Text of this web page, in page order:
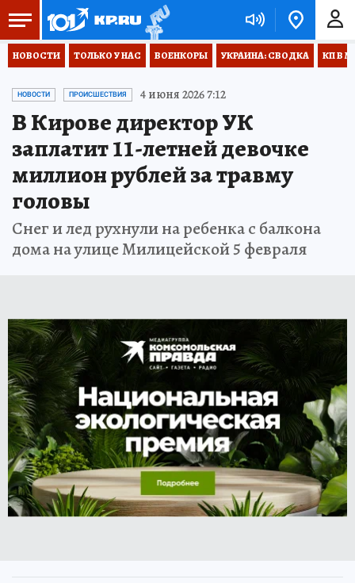
НОВОСТИ ТОЛЬКО У НАС ВОЕНКОРЫ УКРАИНА: СВОДКА КП В
НОВОСТИ ПРОИСШЕСТВИЯ 4 июня 2026 7:12
В Кирове директор УК
заплатит 11-летней девочке
миллион рублей за травму
головы
Снег и лед рухнули на ребенка с балкона
дома на улице Милицейской 5 февраля